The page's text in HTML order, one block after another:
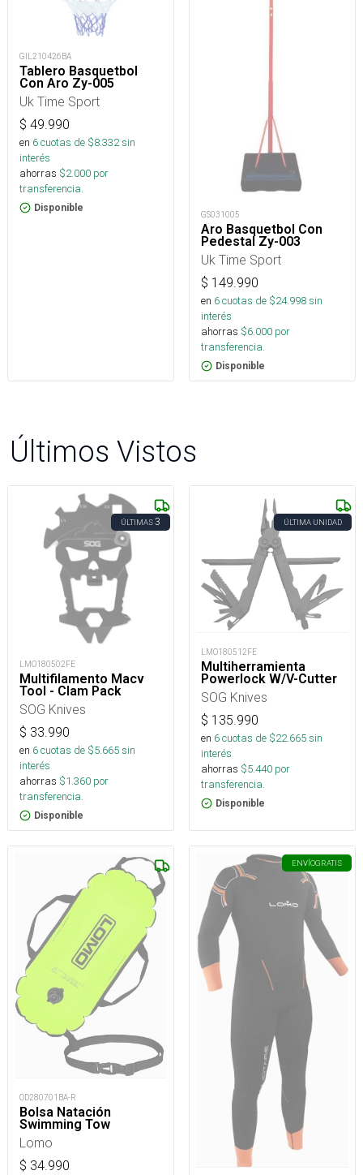
GIL210426BA
Tablero Basquetbol
Con Aro Zy-005
Uk Time Sport
$ 49.990
en 6cuotas de $8.332sin
interés
ahorras $2.000 por
transferencia.
Disponible
GS031005
Aro Basquetbol Con
Pedestal Zy-003
Uk Time Sport
$ 149.990
en 6cuotas de $24.998sin
interés
ahorras $6.000 por
transferencia.
Disponible
Últimos Vistos
ÚLTIMAS3
LMO180502FE
Multifilamento Macv
Tool - Clam Pack
SOG Knives
$ 33.990
en 6cuotas de $5.665sin
interés
ahorras $1.360 por
transferencia.
Disponible
ÚLTIMA UNIDAD
LMO180512FE
Multiherramienta
Powerlock W/V-Cutter
SOG Knives
$ 135.990
en 6cuotas de $22.665sin
interés
ahorras $5.440 por
transferencia.
Disponible
OD280701BA-R
Bolsa Natación
Swimming Tow
Lomo
$ 34.990
ENVÍOGRATIS